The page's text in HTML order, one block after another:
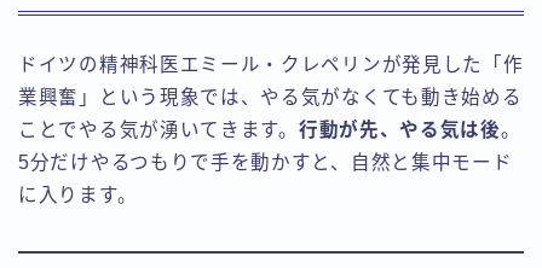
ドイツの精神科医エミール・クレペリンが発見した「作
業興奮」という現象では、やる気がなくても動き始める
ことでやる気が湧いてきます。 行動が先、やる気は後。
5分だけやるつもりで手を動かすと、自然と集中モード
に入ります。